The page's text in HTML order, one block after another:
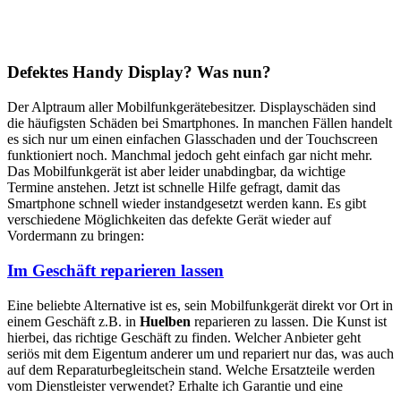
Defektes Handy Display? Was nun?
Der Alptraum aller Mobilfunkgerätebesitzer. Displayschäden sind
die häufigsten Schäden bei Smartphones. In manchen Fällen handelt
es sich nur um einen einfachen Glasschaden und der Touchscreen
funktioniert noch. Manchmal jedoch geht einfach gar nicht mehr.
Das Mobilfunkgerät ist aber leider unabdingbar, da wichtige
Termine anstehen. Jetzt ist schnelle Hilfe gefragt, damit das
Smartphone schnell wieder instandgesetzt werden kann. Es gibt
verschiedene Möglichkeiten das defekte Gerät wieder auf
Vordermann zu bringen:
Im Geschäft reparieren lassen
Eine beliebte Alternative ist es, sein Mobilfunkgerät direkt vor Ort in
einem Geschäft z.B. in Huelben reparieren zu lassen. Die Kunst ist
hierbei, das richtige Geschäft zu finden. Welcher Anbieter geht
seriös mit dem Eigentum anderer um und repariert nur das, was auch
auf dem Reparaturbegleitschein stand. Welche Ersatzteile werden
vom Dienstleister verwendet? Erhalte ich Garantie und eine